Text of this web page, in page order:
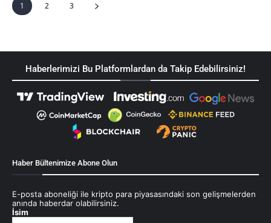
1 2 3
Haberlerimizi Bu Platformlardan da Takip Edebilirsiniz!
Haber Bültenimize Abone Olun
E-posta aboneliği ile kripto para piyasasındaki son gelişmelerden
anında haberdar olabilirsiniz.
İsim